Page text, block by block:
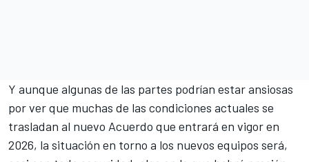
Y aunque algunas de las partes podrían estar ansiosas
por ver que muchas de las condiciones actuales se
trasladan al nuevo Acuerdo que entrará en vigor en
2026, la situación en torno a los nuevos equipos será,